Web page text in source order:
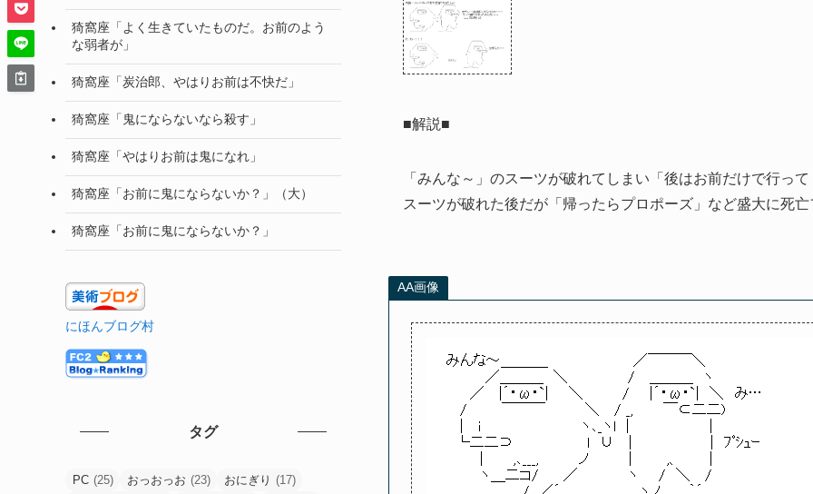
■解説■
「みんな～」のスーツが破れてしまい「後はお前だけで行っ
スーツが破れた後だが「帰ったらプロポーズ」など盛大に死亡
AA画像
猗窩座「よく生きていたものだ。お前のよう
な弱者が」
猗窩座「炭治郎、やはりお前は不快だ」
猗窩座「鬼にならないなら殺す」
猗窩座「やはりお前は鬼になれ」
猗窩座「お前に鬼にならないか？」（大）
猗窩座「お前に鬼にならないか？」
にほんブログ村
タグ
PC (25) おっおっお (23) おにぎり (17)